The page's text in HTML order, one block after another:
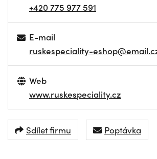
+420 775 977 591
E-mail
ruskespeciality-
Web
www.ruskespeciality.cz
Sdílet firmu Poptávka